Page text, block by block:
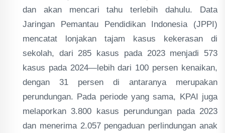
dan akan mencari tahu terlebih dahulu. Data
Jaringan Pemantau Pendidikan Indonesia (JPPI)
mencatat lonjakan tajam kasus kekerasan di
sekolah, dari 285 kasus pada 2023 menjadi 573
kasus pada 2024—lebih dari 100 persen kenaikan,
dengan 31 persen di antaranya merupakan
perundungan. Pada periode yang sama, KPAI juga
melaporkan 3.800 kasus perundungan pada 2023
dan menerima 2.057 pengaduan perlindungan anak